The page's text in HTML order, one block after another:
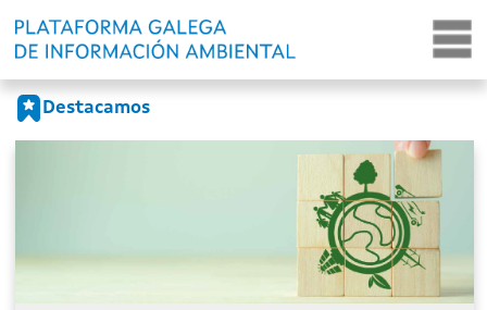
Destacamos